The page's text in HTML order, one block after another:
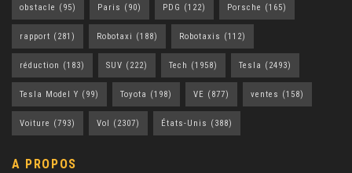
obstacle (95) Paris (90) PDG (122) Porsche (165)
rapport (281) Robotaxi (188) Robotaxis (112)
réduction (183) SUV (222) Tech (1958) Tesla (2493)
Tesla Model Y (99) Toyota (198) VE (877) ventes (158)
Voiture (793) Vol (2307) États-Unis (388)
A PROPOS